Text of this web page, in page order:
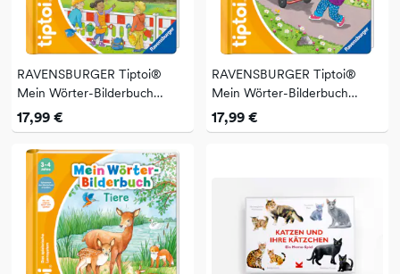
RAVENSBURGER Tiptoi®
Mein Wörter-Bilderbuch
Baustelle
17,99 €
RAVENSBURGER Tiptoi®
Mein Wörter-Bilderbuch
Unterwegs
17,99 €